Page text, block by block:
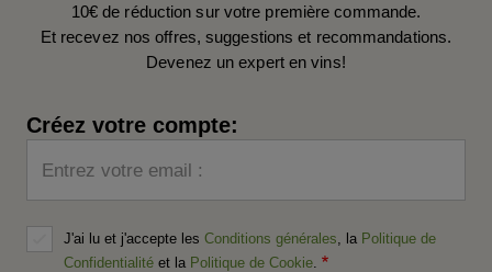
10€ de réduction sur votre première commande.
Et recevez nos offres, suggestions et recommandations.
Devenez un expert en vins!
Créez votre compte:
Entrez votre email :
J'ai lu et j'accepte les Conditions générales , la Politique de
Confidentialité et la Politique de Cookie